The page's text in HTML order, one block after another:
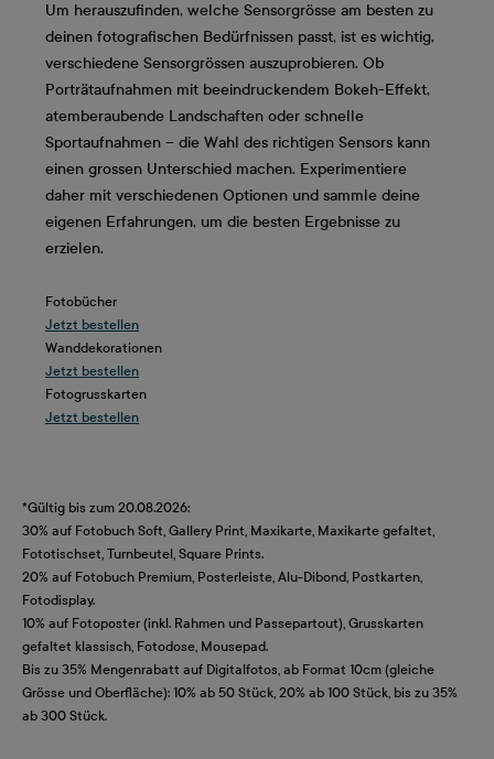
Um herauszufinden, welche Sensorgrösse am besten zu
deinen fotografischen Bedürfnissen passt, ist es wichtig,
verschiedene Sensorgrössen auszuprobieren. Ob
Porträtaufnahmen mit beeindruckendem Bokeh-Effekt,
atemberaubende Landschaften oder schnelle
Sportaufnahmen – die Wahl des richtigen Sensors kann
einen grossen Unterschied machen. Experimentiere
daher mit verschiedenen Optionen und sammle deine
eigenen Erfahrungen, um die besten Ergebnisse zu
erzielen.
Fotobücher
Jetzt bestellen
Wanddekorationen
Jetzt bestellen
Fotogrusskarten
Jetzt bestellen
*Gültig bis zum 20.08.2026:
30% auf Fotobuch Soft, Gallery Print, Maxikarte, Maxikarte gefaltet,
Fototischset, Turnbeutel, Square Prints.
20% auf Fotobuch Premium, Posterleiste, Alu-Dibond, Postkarten,
Fotodisplay.
10% auf Fotoposter (inkl. Rahmen und Passepartout), Grusskarten
gefaltet klassisch, Fotodose, Mousepad.
Bis zu 35% Mengenrabatt auf Digitalfotos, ab Format 10cm (gleiche
Grösse und Oberfläche): 10% ab 50 Stück, 20% ab 100 Stück, bis zu 35%
ab 300 Stück.